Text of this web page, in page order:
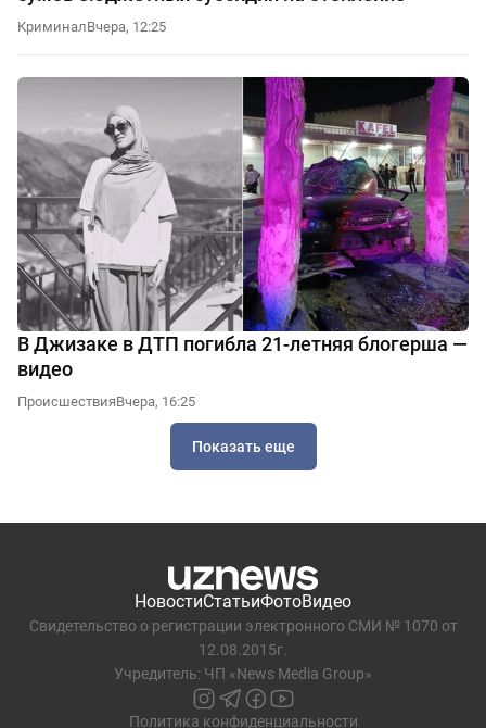
КриминалВчера, 12:25
В Джизаке в ДТП погибла 21-летняя блогерша —
видео
ПроисшествияВчера, 16:25
Показать еще
НовостиСтатьиФотоВидео
Свидетельство о регистрации электронного СМИ № 1070 от
12.08.2015г.
Учредитель: ЧП «News Media Group»
Политика конфиденциальности